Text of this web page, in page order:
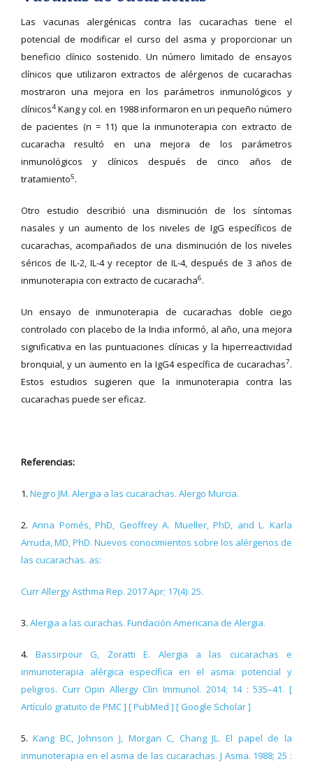
Las vacunas alergénicas contra las cucarachas tiene el
potencial de modificar el curso del asma y proporcionar un
beneficio clínico sostenido. Un número limitado de ensayos
clínicos que utilizaron extractos de alérgenos de cucarachas
mostraron una mejora en los parámetros inmunológicos y
clínicos4 Kang y col. en 1988 informaron en un pequeño número
de pacientes (n = 11) que la inmunoterapia con extracto de
cucaracha resultó en una mejora de los parámetros
inmunológicos y clínicos después de cinco años de
tratamiento5.
Otro estudio describió una disminución de los síntomas
nasales y un aumento de los niveles de IgG específicos de
cucarachas, acompañados de una disminución de los niveles
séricos de IL-2, IL-4 y receptor de IL-4, después de 3 años de
inmunoterapia con extracto de cucaracha6.
Un ensayo de inmunoterapia de cucarachas doble ciego
controlado con placebo de la India informó, al año, una mejora
significativa en las puntuaciones clínicas y la hiperreactividad
bronquial, y un aumento en la IgG4 específica de cucarachas7.
Estos estudios sugieren que la inmunoterapia contra las
cucarachas puede ser eficaz.
Referencias:
1. Negro JM. Alergia a las cucarachas. Alergo Murcia.
2. Anna Pomés, PhD, Geoffrey A. Mueller, PhD, and L. Karla
Arruda, MD, PhD. Nuevos conocimientos sobre los alérgenos de
las cucarachas. as:
Curr Allergy Asthma Rep. 2017 Apr; 17(4): 25.
3. Alergia a las curachas. Fundación Americana de Alergia.
4. Bassirpour G, Zoratti E. Alergia a las cucarachas e
inmunoterapia alérgica específica en el asma: potencial y
peligros. Curr Opin Allergy Clin Immunol. 2014; 14 : 535–41. [
Artículo gratuito de PMC ] [ PubMed ] [ Google Scholar ]
5. Kang BC, Johnson J, Morgan C, Chang JL. El papel de la
inmunoterapia en el asma de las cucarachas. J Asma. 1988; 25 :